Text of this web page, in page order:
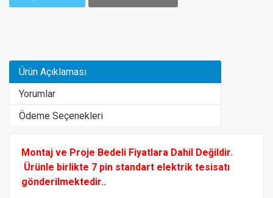
Ürün Açıklaması
Yorumlar
Ödeme Seçenekleri
Montaj ve Proje Bedeli Fiyatlara Dahil Değildir.
Ürünle birlikte 7 pin standart elektrik tesisatı
gönderilmektedir..